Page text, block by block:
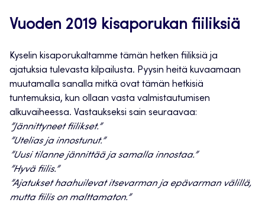
Vuoden 2019 kisaporukan fiiliksiä
Kyselin kisaporukaltamme tämän hetken fiiliksiä ja
ajatuksia tulevasta kilpailusta. Pyysin heitä kuvaamaan
muutamalla sanalla mitkä ovat tämän hetkisiä
tuntemuksia, kun ollaan vasta valmistautumisen
alkuvaiheessa. Vastaukseksi sain seuraavaa:
”Jännittyneet fiilikset.”
”Utelias ja innostunut.”
”Uusi tilanne jännittää ja samalla innostaa.”
”Hyvä fiilis.”
”Ajatukset haahuilevat itsevarman ja epävarman välillä,
mutta fiilis on malttamaton.”